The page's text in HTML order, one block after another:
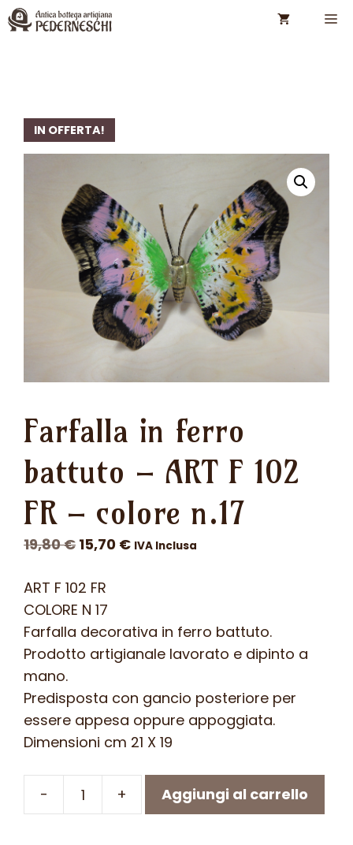
Vai
al
IN OFFERTA!
Farfalla in ferro
battuto – ART F 102
FR – colore n.17
19,80€ Il
originale
era:
19,80 €.
15,70 €Il
15,70 €.
IVA Inclusa
ART F 102 FR
COLORE N 17
Farfalla decorativa in ferro battuto.
Prodotto artigianale lavorato e dipinto a
mano.
Predisposta con gancio posteriore per
essere appesa oppure appoggiata.
Dimensioni cm 21 X 19
-
Farfalla
+ Aggiungi al carrello